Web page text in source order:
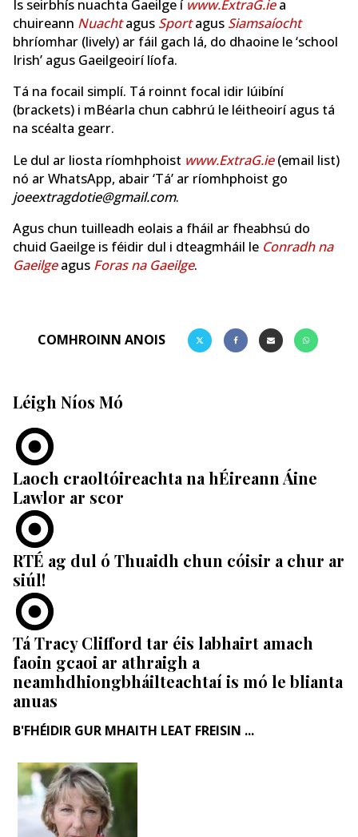
Is seirbhís nuachta Gaeilge í www.ExtraG.ie a
chuireann Nuacht agus Sport agus Siamsaíocht
bhríomhar (lively) ar fáil gach lá, do dhaoine le ‘school
Irish’ agus Gaeilgeoirí líofa.
Tá na focail simplí. Tá roinnt focal idir lúibíní
(brackets) i mBéarla chun cabhrú le léitheoirí agus tá
na scéalta gearr.
Le dul ar liosta ríomhphoist www.ExtraG.ie (email list)
nó ar WhatsApp, abair ‘Tá’ ar ríomhphoist go
joeextragdotie@gmail.com.
Agus chun tuilleadh eolais a fháil ar fheabhsú do
chuid Gaeilge is féidir dul i dteagmháil le Conradh na
Gaeilge agus Foras na Gaeilge.
COMHROINN ANOIS
Léigh Níos Mó
Laoch craoltóireachta na hÉireann Áine
Lawlor ar scor
RTÉ ag dul ó Thuaidh chun cóisir a chur ar
siúl!
Tá Tracy Clifford tar éis labhairt amach
faoin gcaoi ar athraigh a
neamhdhiongbháilteachtaí is mó le blianta
anuas
B'FHÉIDIR GUR MHAITH LEAT FREISIN ...